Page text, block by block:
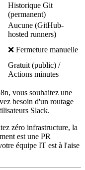
Historique Git
(permanent)
Aucune (GitHub-
hosted runners)
❌ Fermeture manuelle
Gratuit (public) /
Actions minutes
vous souhaitez une
besoin d'un routage
Slack.
zéro infrastructure, la
est une PR
équipe IT est à l'aise